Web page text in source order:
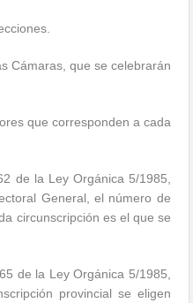
Cámaras, que se celebrarán
que corresponden a cada
de la Ley Orgánica 5/1985,
General, el número de
circunscripción es el que se
de la Ley Orgánica 5/1985,
provincial se eligen